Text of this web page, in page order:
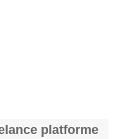
platforme